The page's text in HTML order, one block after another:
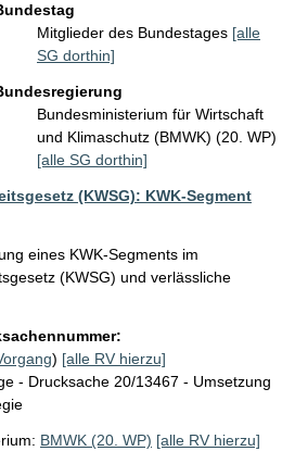
Mitglieder des Bundestages [alle
SG dorthin]
Bundesministerium für Wirtschaft
und Klimaschutz (BMWK) (20. WP)
[alle SG dorthin]
(KWSG): KWK-Segment
eines KWK-Segments im
(KWSG) und verlässliche
) [alle RV hierzu]
- Drucksache 20/13467 - Umsetzung
BMWK (20. WP) [alle RV hierzu]